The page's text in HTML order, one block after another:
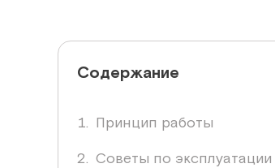
Содержание
Принцип работы
Советы по эксплуатации